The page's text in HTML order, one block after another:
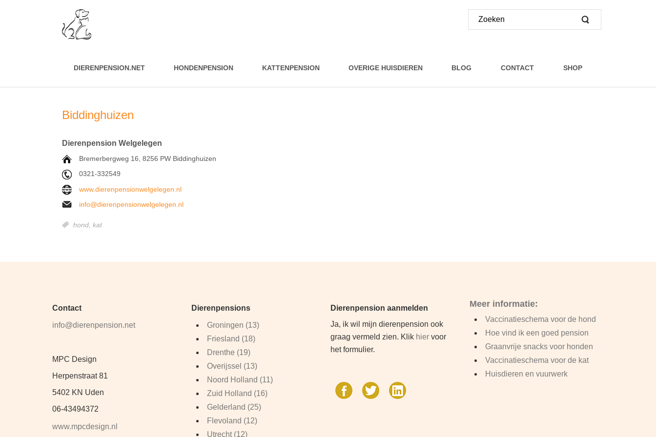
DIERENPENSION.NET HONDENPENSION KATTENPENSION OVERIGE HUISDIEREN BLOG CONTACT SHOP
Biddinghuizen
Dierenpension Welgelegen
Bremerbergweg 16, 8256 PW Biddinghuizen
0321-332549
www.dierenpensionwelgelegen.nl
info@dierenpensionwelgelegen.nl
hond, kat
Contact
info@dierenpension.net
MPC Design
Herpenstraat 81
5402 KN Uden
06-43494372
www.mpcdesign.nl
Dierenpensions
Groningen (13)
Friesland (18)
Drenthe (19)
Overijssel (13)
Noord Holland (11)
Zuid Holland (16)
Gelderland (25)
Flevoland (12)
Utrecht (12)
Dierenpension aanmelden
Ja, ik wil mijn dierenpension ook
graag vermeld zien. Klik hier voor
het formulier.
Meer informatie:
Vaccinatieschema voor de hond
Hoe vind ik een goed pension
Graanvrije snacks voor honden
Vaccinatieschema voor de kat
Huisdieren en vuurwerk